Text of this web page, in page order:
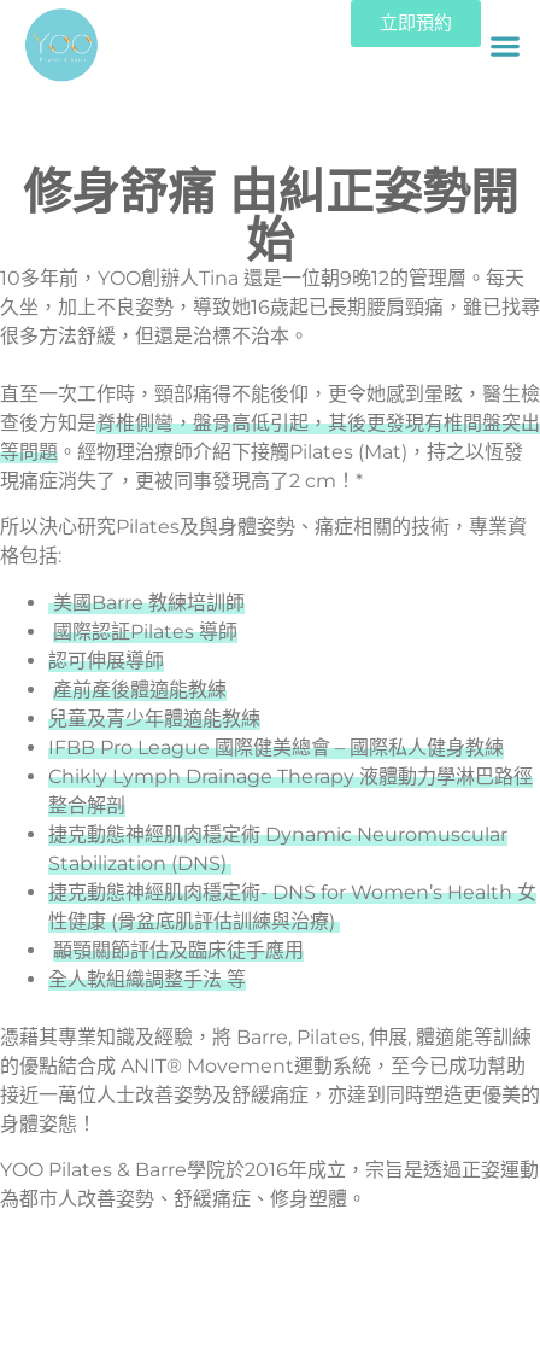
立即預約
修身舒痛 由糾正姿勢開
始
10多年前，YOO創辦人Tina 還是一位朝9晚12的管理層。每天
久坐，加上不良姿勢，導致她16歲起已長期腰肩頸痛，雖已找尋
很多方法舒緩，但還是治標不治本。
直至一次工作時，頸部痛得不能後仰，更令她感到暈眩，醫生檢
查後方知是脊椎側彎，盤骨高低引起，其後更發現有椎間盤突出
等問題 。經物理治療師介紹下接觸Pilates (Mat)，持之以恆發
現痛症消失了，更被同事發現高了2 cm！*
所以決心研究Pilates及與身體姿勢、痛症相關的技術，專業資
格包括:
美國Barre 教練培訓師
國際認証Pilates 導師
認可伸展導師
產前產後體適能教練
兒童及青少年體適能教練
IFBB Pro League 國際健美總會 – 國際私人健身教練
Chikly Lymph Drainage Therapy 液體動力學淋巴路徑
整合解剖
捷克動態神經肌肉穩定術 Dynamic Neuromuscular
Stabilization (DNS)
捷克動態神經肌肉穩定術- DNS for Women’s Health 女
性健康 (骨盆底肌評估訓練與治療)
顳顎關節評估及臨床徒手應用
全人軟組織調整手法 等
憑藉其專業知識及經驗，將 Barre, Pilates, 伸展, 體適能等訓練
的優點結合成 ANIT® Movement運動系統，至今已成功幫助
接近一萬位人士改善姿勢及舒緩痛症，亦達到同時塑造更優美的
身體姿態！
YOO Pilates & Barre學院於2016年成立，宗旨是透過正姿運動
為都市人改善姿勢、舒緩痛症、修身塑體。